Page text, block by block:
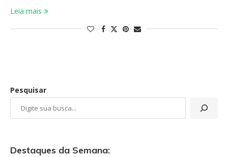
Leia mais
Pesquisar
Destaques da Semana: